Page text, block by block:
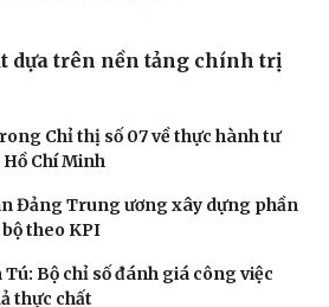
số liệu cụ thể
quyền ba cấp bác bỏ mọi luận